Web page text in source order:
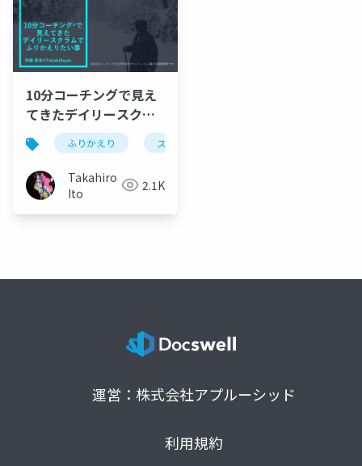
10分コーチングで見え
てきたデイリースクラ
ムでふりかえりたい事
ふりかえり スクラム
Takahiro
Ito
2.1K
運営：株式会社アプルーシッド
利用規約